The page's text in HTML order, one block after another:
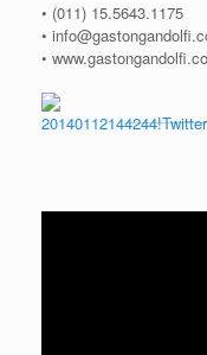
• (011) 15.5643.1175
•
•